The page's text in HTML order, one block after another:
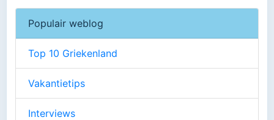
Populair weblog
Top 10 Griekenland
Vakantietips
Interviews